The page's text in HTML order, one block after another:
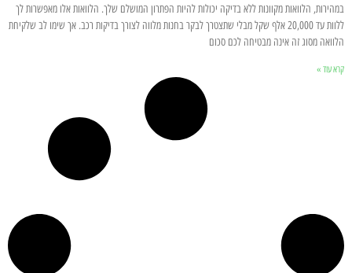
במהירות, הלוואות מקוונות ללא בדיקה יכולות להיות הפתרון המושלם שלך. הלוואות אלו מאפשרות לך
ללוות עד 20,000 אלף שקל מבלי שתצטרך לבקר בחנות מלווה לצורך בדיקות רכב. אך שימו לב שלקיחת
הלוואה מסוג זה אינה מבטיחה לכם סכום
קרא עוד »